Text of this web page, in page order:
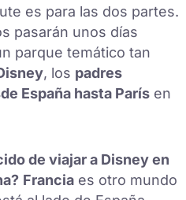
es para las dos partes.
pasarán unos días
parque temático tan
, los padres
España hasta París en
de viajar a Disney en
Francia es otro mundo